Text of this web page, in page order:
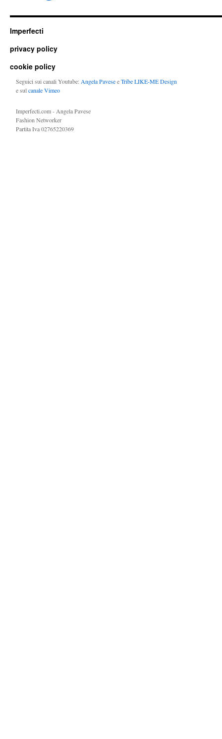
Imperfecti
privacy policy
cookie policy
Seguici sui canali Youtube: Angela PaveseeTribe LIKE-ME Design
e sulcanale Vimeo
Imperfecti.com - Angela Pavese
Fashion Networker
Partita Iva 02765220369